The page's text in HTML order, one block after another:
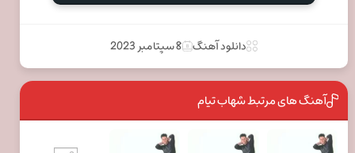
دانلود آهنگ 8 سپتامبر 2023
آهنگ های مرتبط شهاب تیام